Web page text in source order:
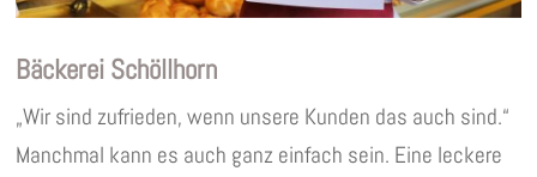
Bäckerei Schöllhorn
„Wir sind zufrieden, wenn unsere Kunden das auch sind.“
Manchmal kann es auch ganz einfach sein. Eine leckere